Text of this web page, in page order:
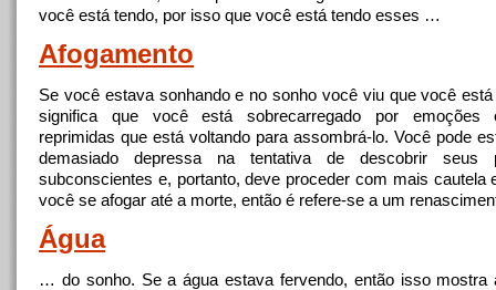
você está tendo, por isso que você está tendo esses …
Afogamento
Se você estava sonhando e no sonho você viu que você
significa que você está sobrecarregado por emoções
reprimidas que está voltando para assombrá-lo. Você pode
demasiado depressa na tentativa de descobrir seus
subconscientes e, portanto, deve proceder com mais cautela
você se afogar até a morte, então é refere-se a um
Água
… do sonho. Se a água estava fervendo, então isso mostra